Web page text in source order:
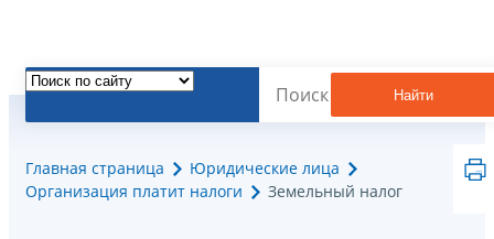
Найти
Главная страница
Юридические лица
Организация платит налоги
Земельный налог